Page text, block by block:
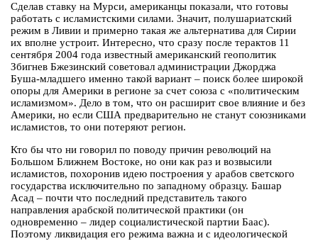
Сделав ставку на Мурси, американцы показали, что готовы
работать с исламистскими силами. Значит, полушариатский
режим в Ливии и примерно такая же альтернатива для Сирии
их вполне устроит. Интересно, что сразу после терактов 11
сентября 2004 года известный американский геополитик
Збигнев Бжезинский советовал администрации Джорджа
Буша-младшего именно такой вариант – поиск более широкой
опоры для Америки в регионе за счет союза с «политическим
исламизмом». Дело в том, что он расширит свое влияние и без
Америки, но если США предварительно не станут союзниками
исламистов, то они потеряют регион.
Кто бы что ни говорил по поводу причин революций на
Большом Ближнем Востоке, но они как раз и возвысили
исламистов, похоронив идею построения у арабов светского
государства исключительно по западному образцу. Башар
Асад – почти что последний представитель такого
направления арабской политической практики (он
одновременно – лидер социалистической партии Баас).
Поэтому ликвидация его режима важна и с идеологической